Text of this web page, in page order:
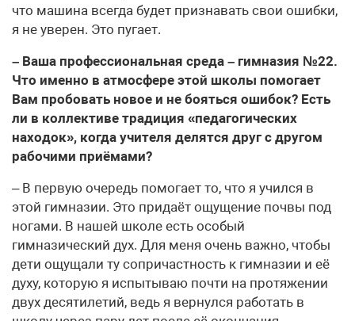
что машина всегда будет признавать свои ошибки,
я не уверен. Это пугает.
– Ваша профессиональная среда – гимназия №22.
Что именно в атмосфере этой школы помогает
Вам пробовать новое и не бояться ошибок? Есть
ли в коллективе традиция «педагогических
находок», когда учителя делятся друг с другом
рабочими приёмами?
– В первую очередь помогает то, что я учился в
этой гимназии. Это придаёт ощущение почвы под
ногами. В нашей школе есть особый
гимназический дух. Для меня очень важно, чтобы
дети ощущали ту сопричастность к гимназии и её
духу, которую я испытываю почти на протяжении
двух десятилетий, ведь я вернулся работать в